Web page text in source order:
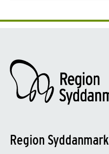
Region Syddanmark